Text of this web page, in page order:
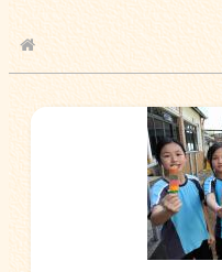
校園相簿